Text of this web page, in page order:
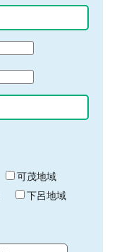
可茂地域
下呂地域